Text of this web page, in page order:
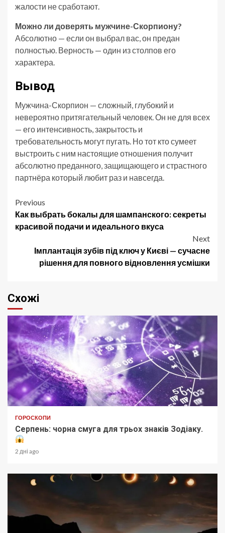
жалости не сработают.
Можно ли доверять мужчине-Скорпиону?
Абсолютно — если он выбрал вас, он предан
полностью. Верность — один из столпов его
характера.
Вывод
Мужчина-Скорпион — сложный, глубокий и
невероятно притягательный человек. Он не для всех
— его интенсивность, закрытость и
требовательность могут пугать. Но тот кто сумеет
выстроить с ним настоящие отношения получит
абсолютно преданного, защищающего и страстного
партнёра который любит раз и навсегда.
Post
navigation
Previous
Как выбрать бокалы для шампанского: секреты
красивой подачи и идеального вкуса
Next
Імплантація зубів під ключ у Києві — сучасне
рішення для повного відновлення усмішки
Схожі
ГОРОСКОПИ
Серпень: чорна смуга для трьох знаків Зодіаку.
2 дні ago